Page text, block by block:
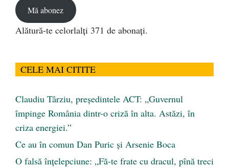
Mă abonez
Alătură-te celorlalți 371 de abonați.
CELE MAI CITITE
Claudiu Târziu, președintele ACT: „Guvernul
împinge România dintr-o criză în alta. Astăzi, în
criza energiei.”
Ce au în comun Dan Puric şi Arsenie Boca
O falsă înțelepciune: „Fă-te frate cu dracul, pînă treci